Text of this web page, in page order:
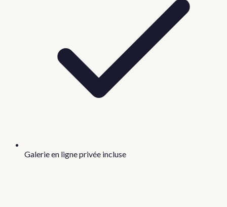
Galerie en ligne privée incluse